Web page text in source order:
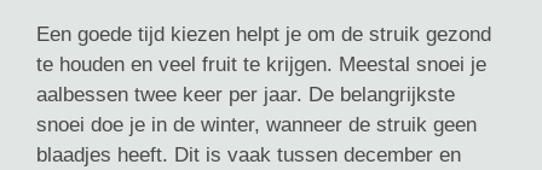
Een goede tijd kiezen helpt je om de struik gezond
te houden en veel fruit te krijgen. Meestal snoei je
aalbessen twee keer per jaar. De belangrijkste
snoei doe je in de winter, wanneer de struik geen
blaadjes heeft. Dit is vaak tussen december en